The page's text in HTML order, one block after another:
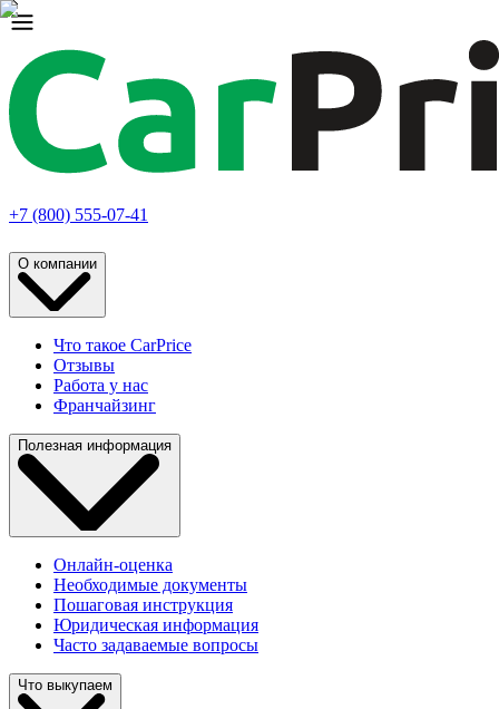
+7 (800) 555-07-41
О компании
Что такое CarPrice
Отзывы
Работа у нас
Франчайзинг
Полезная информация
Онлайн-оценка
Необходимые документы
Пошаговая инструкция
Юридическая информация
Часто задаваемые вопросы
Что выкупаем